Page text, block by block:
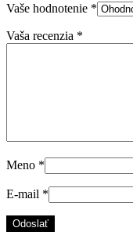
Vaše hodnotenie *
Vaša recenzia *
Meno *
E-mail *